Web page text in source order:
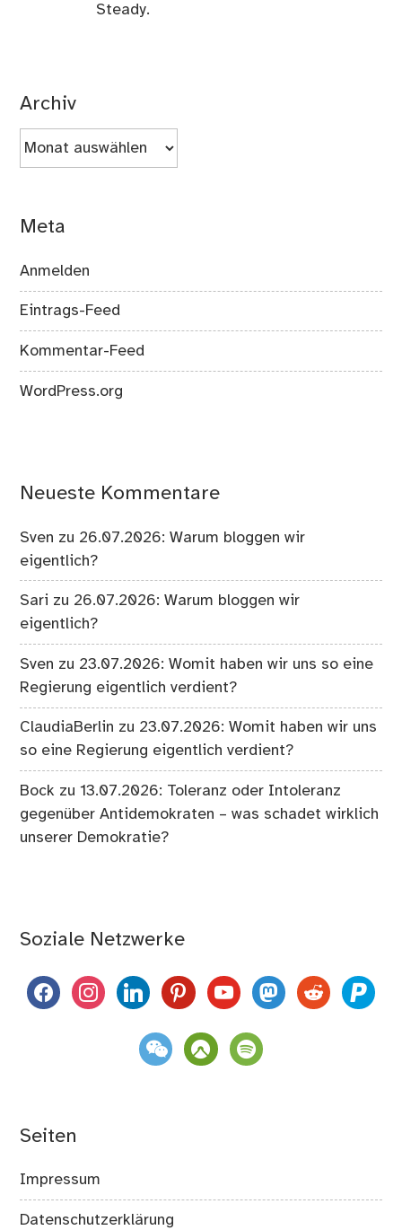
Steady.
Archiv
Archiv
Meta
Anmelden
Eintrags-Feed
Kommentar-Feed
WordPress.org
Neueste Kommentare
Sven zu 26.07.2026: Warum bloggen wir
eigentlich?
Sari zu 26.07.2026: Warum bloggen wir
eigentlich?
Sven zu 23.07.2026: Womit haben wir uns so eine
Regierung eigentlich verdient?
ClaudiaBerlin zu 23.07.2026: Womit haben wir uns
so eine Regierung eigentlich verdient?
Bock zu13.07.2026: Toleranz oder Intoleranz
gegenüber Antidemokraten – was schadet wirklich
unserer Demokratie?
Soziale Netzwerke
facebookinstagramlinkedinpinterestyoutubemastodon
reddit paypal
weixin komootspotify
Seiten
Impressum
Datenschutzerklärung